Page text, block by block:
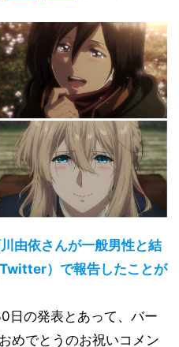
由依さんが一般男性と結
）で報告したことが
日の発表とあって、バー
めでとうのお祝いコメン